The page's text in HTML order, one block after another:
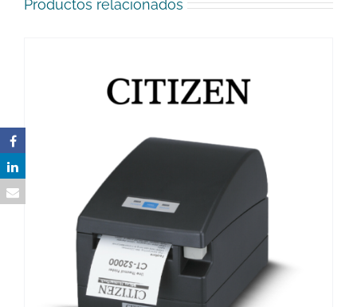
Productos relacionados